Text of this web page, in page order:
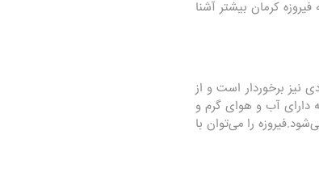
کرمان بیشتر آشنا
نیز برخوردار است و از
دارای آب و هوای گرم و
را می‌توان با